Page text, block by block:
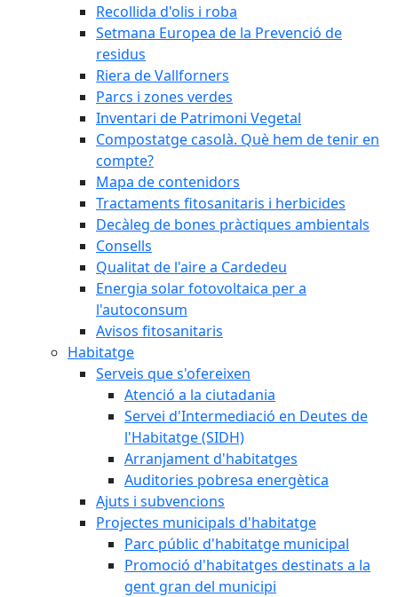
Recollida d'olis i roba
Setmana Europea de la Prevenció de
residus
Riera de Vallforners
Parcs i zones verdes
Inventari de Patrimoni Vegetal
Compostatge casolà. Què hem de tenir en
compte?
Mapa de contenidors
Tractaments fitosanitaris i herbicides
Decàleg de bones pràctiques ambientals
Consells
Qualitat de l'aire a Cardedeu
Energia solar fotovoltaica per a
l'autoconsum
Avisos fitosanitaris
Habitatge
Serveis que s'ofereixen
Atenció a la ciutadania
Servei d'Intermediació en Deutes de
l'Habitatge (SIDH)
Arranjament d'habitatges
Auditories pobresa energètica
Ajuts i subvencions
Projectes municipals d'habitatge
Parc públic d'habitatge municipal
Promoció d'habitatges destinats a la
gent gran del municipi